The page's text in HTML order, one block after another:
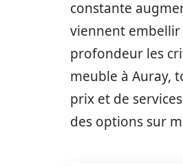
constante
viennent embellir
profondeur les
meuble à Auray,
prix et de
des options sur